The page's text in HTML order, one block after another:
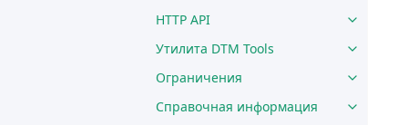
HTTP API
Утилита DTM Tools
Ограничения
Справочная информация